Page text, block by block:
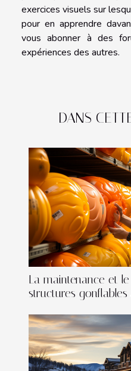
exercices visuels sur
pour en apprendre
vous abonner à des
expériences des autres.
DANS
La maintenance et
structures